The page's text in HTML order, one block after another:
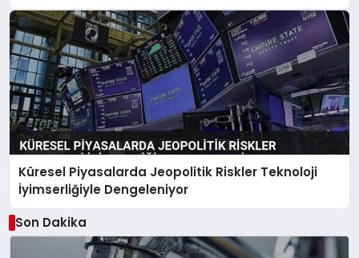
Küresel Piyasalarda Jeopolitik Riskler Teknoloji
İyimserliğiyle Dengeleniyor
Son Dakika